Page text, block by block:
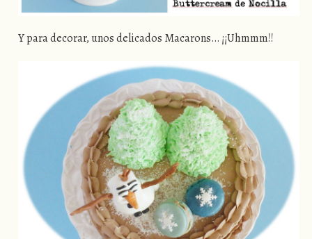
Y para decorar, unos delicados Macarons… ¡¡Uhmmm!!